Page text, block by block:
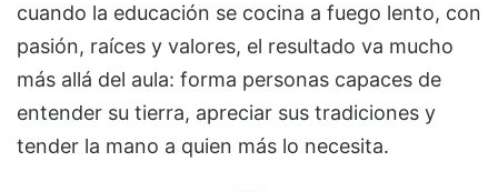
cuando la educación se cocina a fuego lento, con
pasión, raíces y valores, el resultado va mucho
más allá del aula: forma personas capaces de
entender su tierra, apreciar sus tradiciones y
tender la mano a quien más lo necesita.